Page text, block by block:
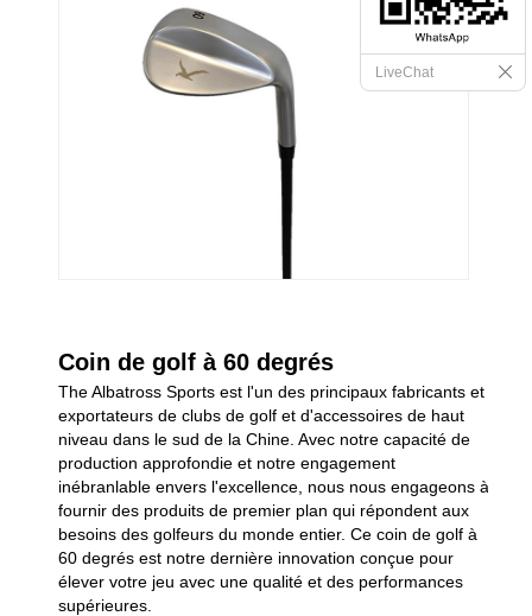
Coin de golf à 60 degrés
The Albatross Sports est l'un des principaux fabricants et
exportateurs de clubs de golf et d'accessoires de haut
niveau dans le sud de la Chine. Avec notre capacité de
production approfondie et notre engagement
inébranlable envers l'excellence, nous nous engageons à
fournir des produits de premier plan qui répondent aux
besoins des golfeurs du monde entier. Ce coin de golf à
60 degrés est notre dernière innovation conçue pour
élever votre jeu avec une qualité et des performances
supérieures.
LiveChat